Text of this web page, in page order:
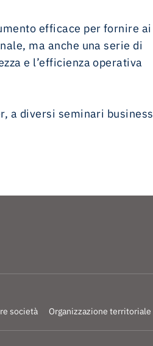
efficace per fornire ai
ma anche una serie di
e l’efficienza operativa
a diversi seminari business
società Organizzazione territoriale